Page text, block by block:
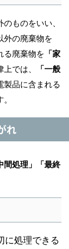
ものをいい、
外の廃棄物を
る廃棄物を 「家
では、
「一般
製品に含まれる
れ
間処理」「最終
に処理できる